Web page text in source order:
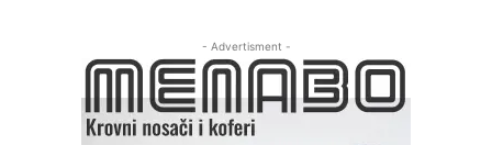
- Advertisment -